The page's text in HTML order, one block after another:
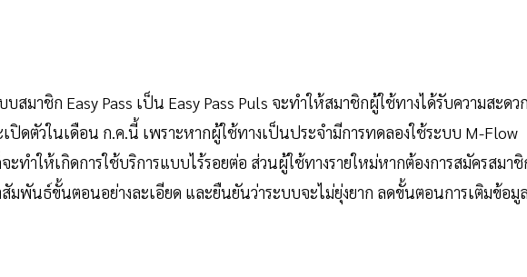
มาชิก Easy Pass เป็น Easy Pass Puls จะทำให้สมาชิกผู้ใช้ทางได้รับความสะดว
ปิดตัวในเดือน ก.ค.นี้ เพราะหากผู้ใช้ทางเป็นประจำมีการทดลองใช้ระบบ M-Flow
ะทำให้เกิดการใช้บริการแบบไร้รอยต่อ ส่วนผู้ใช้ทางรายใหม่หากต้องการสมัครสมา
มพันธ์ขั้นตอนอย่างละเอียด และยืนยันว่าระบบจะไม่ยุ่งยาก ลดขั้นตอนการเติมข้อมู